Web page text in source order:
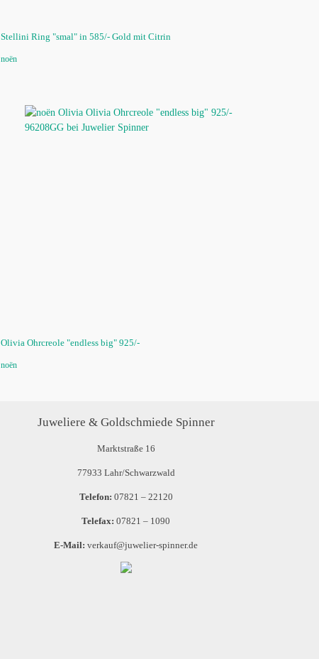
Stellini Ring "smal" in 585/- Gold mit Citrin
noën
Olivia Ohrcreole "endless big" 925/-
noën
Juweliere & Goldschmiede Spinner
Marktstraße 16
77933 Lahr/Schwarzwald
Telefon: 07821 – 22120
Telefax: 07821 – 1090
E-Mail: verkauf@juwelier-spinner.de